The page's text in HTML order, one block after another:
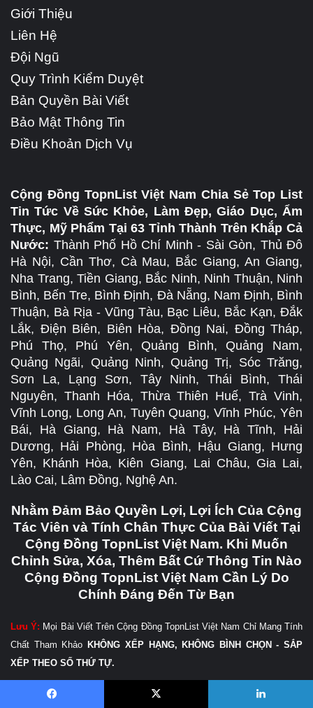
Giới Thiệu
Liên Hệ
Đội Ngũ
Quy Trình Kiểm Duyệt
Bản Quyền Bài Viết
Bảo Mật Thông Tin
Điều Khoản Dịch Vụ
Cộng Đồng TopnList Việt Nam Chia Sẻ Top List
Tin Tức Về Sức Khỏe, Làm Đẹp, Giáo Dục, Ẩm
Thực, Mỹ Phẩm Tại 63 Tỉnh Thành Trên Khắp Cả
Nước: Thành Phố Hồ Chí Minh - Sài Gòn, Thủ Đô
Hà Nội, Cần Thơ, Cà Mau, Bắc Giang, An Giang,
Nha Trang, Tiền Giang, Bắc Ninh, Ninh Thuận, Ninh
Bình, Bến Tre, Bình Định, Đà Nẵng, Nam Định, Bình
Thuận, Bà Rịa - Vũng Tàu, Bạc Liêu, Bắc Kạn, Đắk
Lắk, Điện Biên, Biên Hòa, Đồng Nai, Đồng Tháp,
Phú Thọ, Phú Yên, Quảng Bình, Quảng Nam,
Quảng Ngãi, Quảng Ninh, Quảng Trị, Sóc Trăng,
Sơn La, Lạng Sơn, Tây Ninh, Thái Bình, Thái
Nguyên, Thanh Hóa, Thừa Thiên Huế, Trà Vinh,
Vĩnh Long, Long An, Tuyên Quang, Vĩnh Phúc, Yên
Bái, Hà Giang, Hà Nam, Hà Tây, Hà Tĩnh, Hải
Dương, Hải Phòng, Hòa Bình, Hậu Giang, Hưng
Yên, Khánh Hòa, Kiên Giang, Lai Châu, Gia Lai,
Lào Cai, Lâm Đồng, Nghệ An.
Nhằm Đảm Bảo Quyền Lợi, Lợi Ích Của Cộng
Tác Viên và Tính Chân Thực Của Bài Viết Tại
Cộng Đồng TopnList Việt Nam. Khi Muốn
Chỉnh Sửa, Xóa, Thêm Bất Cứ Thông Tin Nào
Cộng Đồng TopnList Việt Nam Cần Lý Do
Chính Đáng Đến Từ Bạn
Lưu Ý: Mọi Bài Viết Trên Cộng Đồng TopnList Việt Nam Chỉ Mang Tính
Chất Tham KhảoKHÔNG XẾP HẠNG, KHÔNG BÌNH CHỌN - SẮP
XẾP THEO SỐ THỨ TỰ.
Hãy Dám Lên Tiếng Đánh Giá, Review, Bình Luận Chân Thật, Lừa Đảo